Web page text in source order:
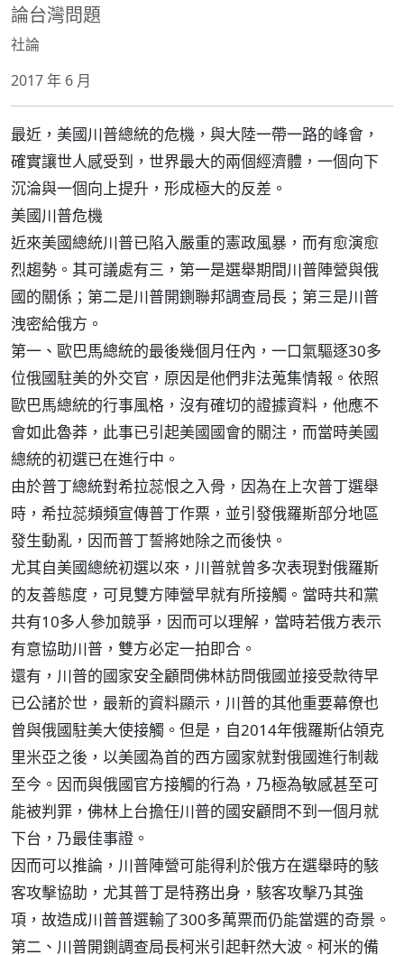
論台灣問題
社論
2017 年 6 月
最近，美國川普總統的危機，與大陸一帶一路的峰會，
確實讓世人感受到，世界最大的兩個經濟體，一個向下
沉淪與一個向上提升，形成極大的反差。
美國川普危機
近來美國總統川普已陷入嚴重的憲政風暴，而有愈演愈
烈趨勢。其可議處有三，第一是選舉期間川普陣營與俄
國的關係；第二是川普開鍘聯邦調查局長；第三是川普
洩密給俄方。
第一、歐巴馬總統的最後幾個月任內，一口氣驅逐30多
位俄國駐美的外交官，原因是他們非法蒐集情報。依照
歐巴馬總統的行事風格，沒有確切的證據資料，他應不
會如此魯莽，此事已引起美國國會的關注，而當時美國
總統的初選已在進行中。
由於普丁總統對希拉蕊恨之入骨，因為在上次普丁選舉
時，希拉蕊頻頻宣傳普丁作票，並引發俄羅斯部分地區
發生動亂，因而普丁誓將她除之而後快。
尤其自美國總統初選以來，川普就曾多次表現對俄羅斯
的友善態度，可見雙方陣營早就有所接觸。當時共和黨
共有10多人參加競爭，因而可以理解，當時若俄方表示
有意協助川普，雙方必定一拍即合。
還有，川普的國家安全顧問佛林訪問俄國並接受款待早
已公諸於世，最新的資料顯示，川普的其他重要幕僚也
曾與俄國駐美大使接觸。但是，自2014年俄羅斯佔領克
里米亞之後，以美國為首的西方國家就對俄國進行制裁
至今。因而與俄國官方接觸的行為，乃極為敏感甚至可
能被判罪，佛林上台擔任川普的國安顧問不到一個月就
下台，乃最佳事證。
因而可以推論，川普陣營可能得利於俄方在選舉時的駭
客攻擊協助，尤其普丁是特務出身，駭客攻擊乃其強
項，故造成川普普選輸了300多萬票而仍能當選的奇景。
第二、川普開鍘調查局長柯米引起軒然大波。柯米的備